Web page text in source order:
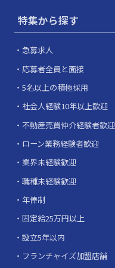
特集から探す
急募求人
応募者全員と面接
5名以上の積極採用
社会人経験10年以上歓迎
不動産売買仲介経験者歓迎
ローン業務経験者歓迎
業界未経験歓迎
職種未経験歓迎
年俸制
固定給25万円以上
設立5年以内
フランチャイズ加盟店舗